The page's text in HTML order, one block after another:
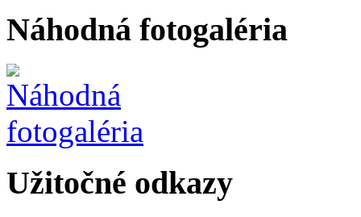
Náhodná fotogaléria
Užitočné odkazy